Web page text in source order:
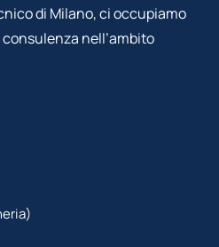
di Milano, ci occupiamo
nell’ambito